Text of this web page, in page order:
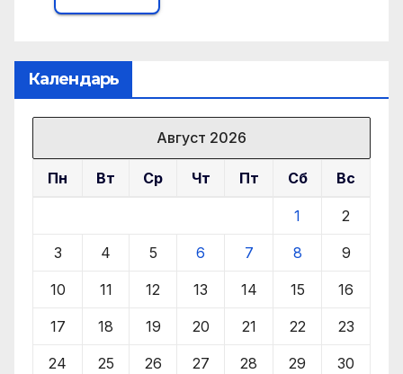
Календарь
Август 2026
Пн Вт Ср Чт Пт Сб Вс
1 2
3 4 5 6 7 8 9
10 11 12 13 14 15 16
17 18 19 20 21 22 23
24 25 26 27 28 29 30